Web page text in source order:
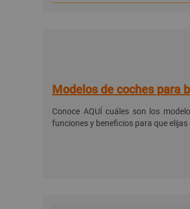
Modelos de coches para
Conoce AQUÍ cuáles son los
funciones y beneficios para que elijas